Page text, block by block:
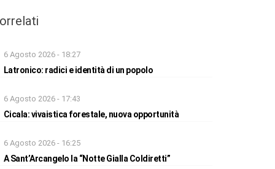
6 Agosto 2026 - 18:27
Latronico: radici e identità di un popolo
6 Agosto 2026 - 17:43
Cicala: vivaistica forestale, nuova opportunità
6 Agosto 2026 - 16:25
A Sant’Arcangelo la “Notte Gialla Coldiretti”